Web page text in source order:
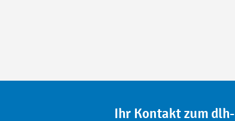
Ihr Kontakt zum dlh-